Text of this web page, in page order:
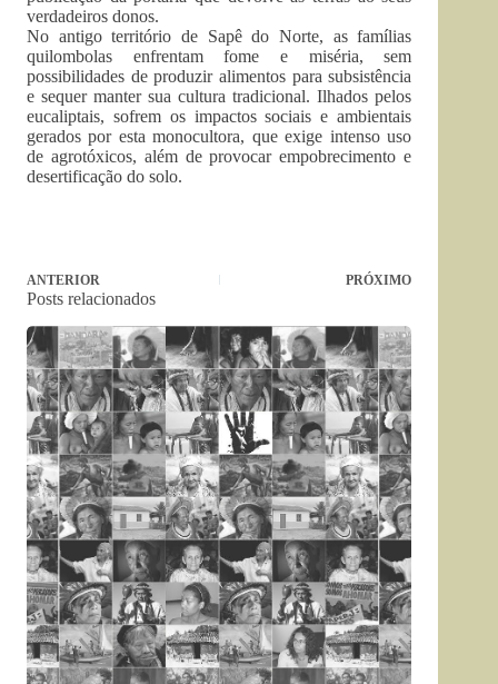
verdadeiros donos.
No antigo território de Sapê do Norte, as famílias
quilombolas enfrentam fome e miséria, sem
possibilidades de produzir alimentos para subsistência
e sequer manter sua cultura tradicional. Ilhados pelos
eucaliptais, sofrem os impactos sociais e ambientais
gerados por esta monocultora, que exige intenso uso
de agrotóxicos, além de provocar empobrecimento e
desertificação do solo.
ANTERIOR PRÓXIMO
Posts relacionados